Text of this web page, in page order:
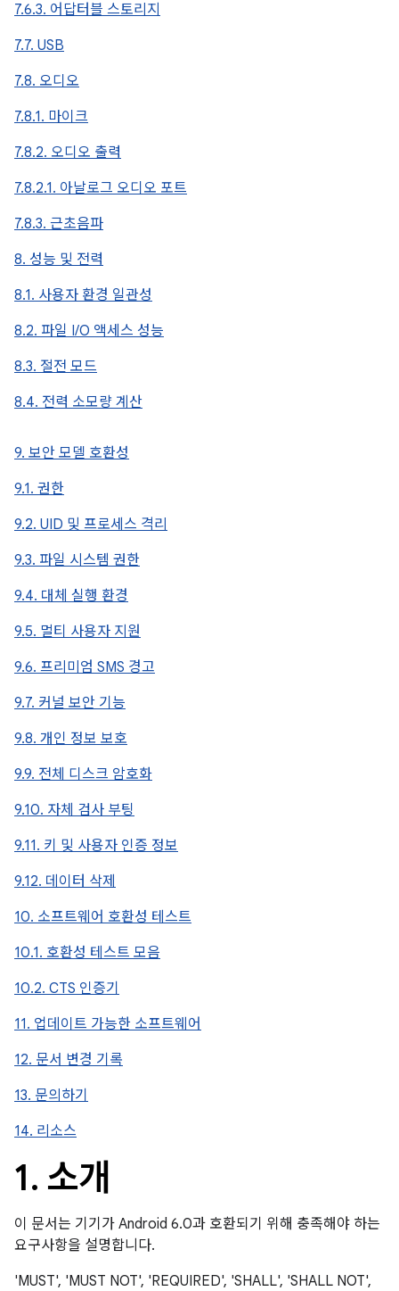
7.6.3. 어답터블 스토리지
7.7. USB
7.8. 오디오
7.8.1. 마이크
7.8.2. 오디오 출력
7.8.2.1. 아날로그 오디오 포트
7.8.3. 근초음파
8. 성능 및 전력
8.1. 사용자 환경 일관성
8.2. 파일 I/O 액세스 성능
8.3. 절전 모드
8.4. 전력 소모량 계산
9. 보안 모델 호환성
9.1. 권한
9.2. UID 및 프로세스 격리
9.3. 파일 시스템 권한
9.4. 대체 실행 환경
9.5. 멀티 사용자 지원
9.6. 프리미엄 SMS 경고
9.7. 커널 보안 기능
9.8. 개인 정보 보호
9.9. 전체 디스크 암호화
9.10. 자체 검사 부팅
9.11. 키 및 사용자 인증 정보
9.12. 데이터 삭제
10. 소프트웨어 호환성 테스트
10.1. 호환성 테스트 모음
10.2. CTS 인증기
11. 업데이트 가능한 소프트웨어
12. 문서 변경 기록
13. 문의하기
14. 리소스
1. 소개
이 문서는 기기가 Android 6.0과 호환되기 위해 충족해야 하는
요구사항을 설명합니다.
'MUST', 'MUST NOT', 'REQUIRED', 'SHALL', 'SHALL NOT',